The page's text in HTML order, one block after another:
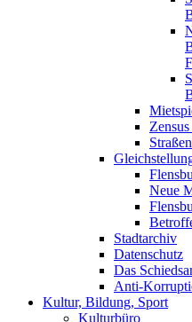
Neue
Stadtarchiv
Datenschutz
Das
Anti-
Kultur, Bildung, Sport
Kulturbüro